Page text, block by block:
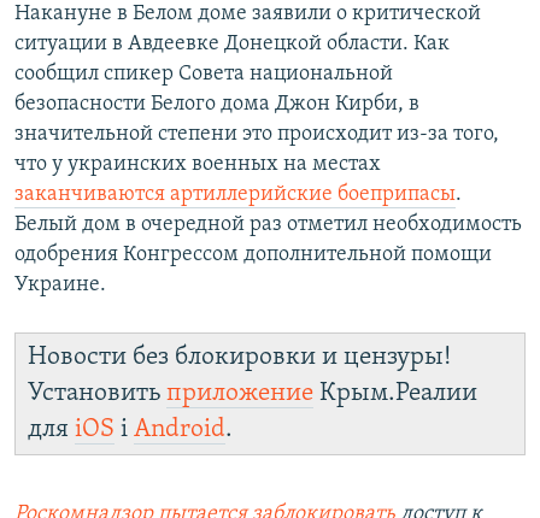
Накануне в Белом доме заявили о критической
ситуации в Авдеевке Донецкой области. Как
сообщил спикер Совета национальной
безопасности Белого дома Джон Кирби, в
значительной степени это происходит из-за того,
что у украинских военных на местах
заканчиваются артиллерийские боеприпасы.
Белый дом в очередной раз отметил необходимость
одобрения Конгрессом дополнительной помощи
Украине.
Новости без блокировки и цензуры!
Установить приложение Крым.Реалии
для iOS і Android.
Роскомнадзор пытается заблокировать доступ к